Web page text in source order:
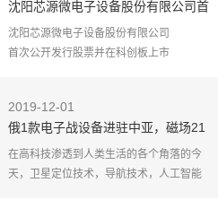
沈阳芯源微电子设备股份有限公司首
次公开发行股票并在科创板上市投资
风险特别公告
沈阳芯源微电子设备股份有限公司
首次公开发行股票并在科创板上市
限公司
沈阳芯源微电子设备股份有限公司（以
2019-12-01
俄1款电子战设备进驻中亚，磁场21
保证俄基地安全，屏蔽卫星信号
在高科技渗透到人类生活的各个角落的今
天，卫星定位技术，导航技术，人工智能